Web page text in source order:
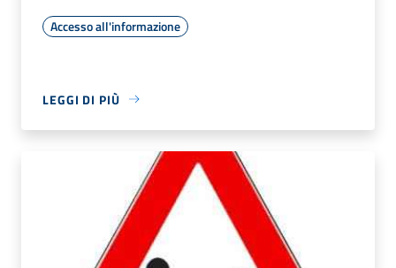
Accesso all'informazione
LEGGI DI PIÙ